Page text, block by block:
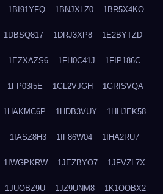
1BI91YFQ 1BNJXLZ0 1BR5X4KO
1DBSQ817 1DRJ3XP8 1E2BYTZD
1EZXAZS6 1FH0C41J 1FIP186C
1FP03I5E 1GL2VJGH 1GRISVQA
1HAKMC6P 1HDB3VUY 1HHJEK58
1IASZ8H3 1IF86W04 1IHA2RU7
1IWGPKRW 1JEZBYO7 1JFVZL7X
1JUOBZ9U 1JZ9UNM8 1K1OOBX2